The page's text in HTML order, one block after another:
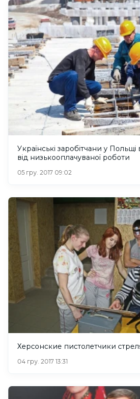
Українські заробітчани у
від низькооплачуваної роботи
05 гру. 2017 09:02
Херсонские пистолетчики
04 гру. 2017 13:31